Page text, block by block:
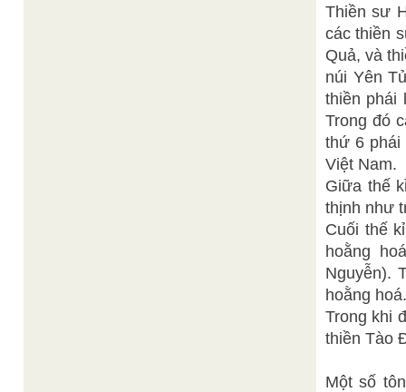
Thiền sư
các thiền
Quả, và
núi Yên
thiền phái
Trong đó
thứ 6 phái
Việt Nam.
Giữa thế
thịnh như
Cuối thế
hoằng
Nguyễn).
hoằng hoá.
Trong khi
thiền Tào
Một số